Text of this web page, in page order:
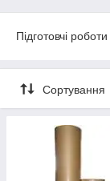
Підготовчі роботи
Сортування